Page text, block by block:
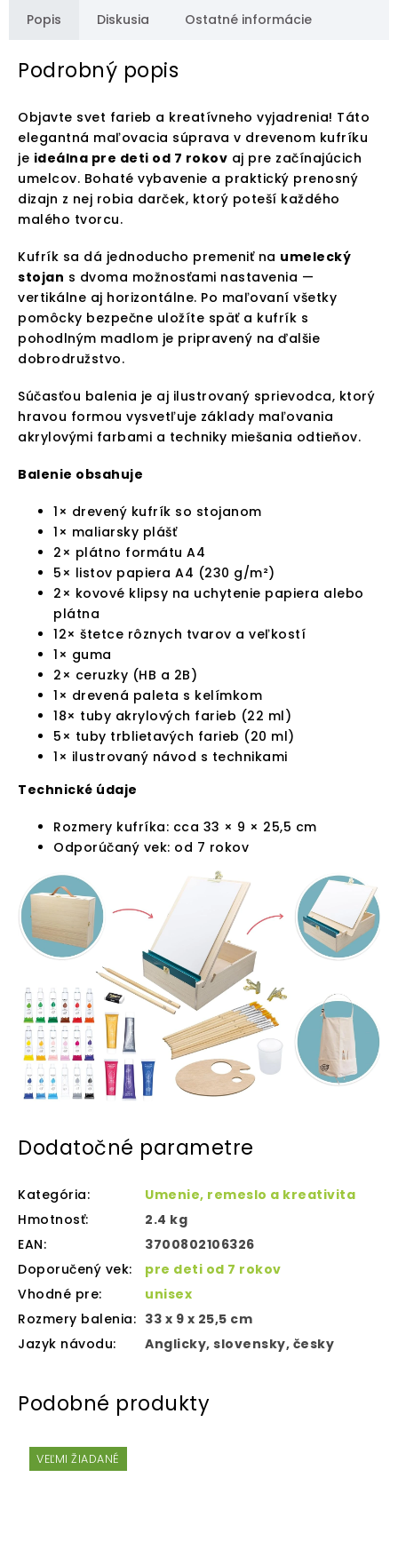
Popis Diskusia Ostatné informácie
Podrobný popis
Objavte svet farieb a kreatívneho vyjadrenia! Táto
elegantná maľovacia súprava v drevenom kufríku
je ideálna pre deti od 7 rokov aj pre začínajúcich
umelcov. Bohaté vybavenie a praktický prenosný
dizajn z nej robia darček, ktorý poteší každého
malého tvorcu.
Kufrík sa dá jednoducho premeniť na umelecký
stojan s dvoma možnosťami nastavenia —
vertikálne aj horizontálne. Po maľovaní všetky
pomôcky bezpečne uložíte späť a kufrík s
pohodlným madlom je pripravený na ďalšie
dobrodružstvo.
Súčasťou balenia je aj ilustrovaný sprievodca, ktorý
hravou formou vysvetľuje základy maľovania
akrylovými farbami a techniky miešania odtieňov.
Balenie obsahuje
1× drevený kufrík so stojanom
1× maliarsky plášť
2× plátno formátu A4
5× listov papiera A4 (230 g/m²)
2× kovové klipsy na uchytenie papiera alebo
plátna
12× štetce rôznych tvarov a veľkostí
1× guma
2× ceruzky (HB a 2B)
1× drevená paleta s kelímkom
18× tuby akrylových farieb (22 ml)
5× tuby trblietavých farieb (20 ml)
1× ilustrovaný návod s technikami
Technické údaje
Rozmery kufríka: cca 33 × 9 × 25,5 cm
Odporúčaný vek: od 7 rokov
Dodatočné parametre
Kategória:
Umenie, remeslo a kreativita
Hmotnosť:
2.4 kg
EAN:
3700802106326
Doporučený vek:
pre deti od 7 rokov
Vhodné pre:
unisex
Rozmery balenia: 33 x 9 x 25,5 cm
Jazyk návodu: Anglicky, slovensky, česky
VEĽMI ŽIADANÉ